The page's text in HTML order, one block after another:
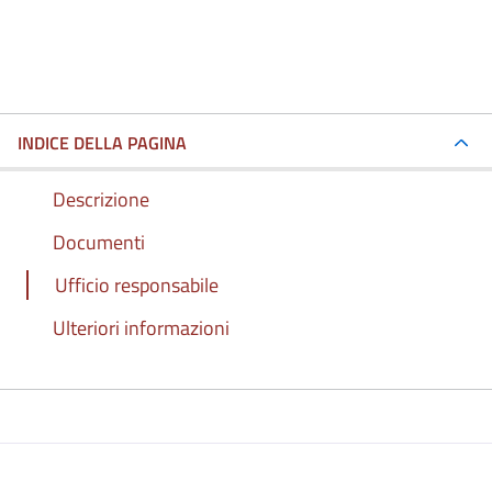
INDICE DELLA PAGINA
Descrizione
Documenti
Ufficio responsabile
Ulteriori informazioni